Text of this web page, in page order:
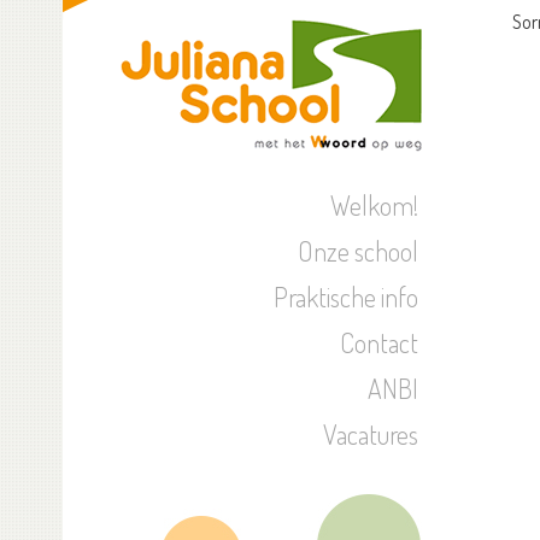
Welkom!
Onze school
Praktische info
Contact
ANBI
Vacatures